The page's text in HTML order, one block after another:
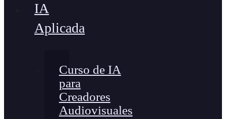
IA
Aplicada
Curso de IA
para
Creadores
Audiovisuales